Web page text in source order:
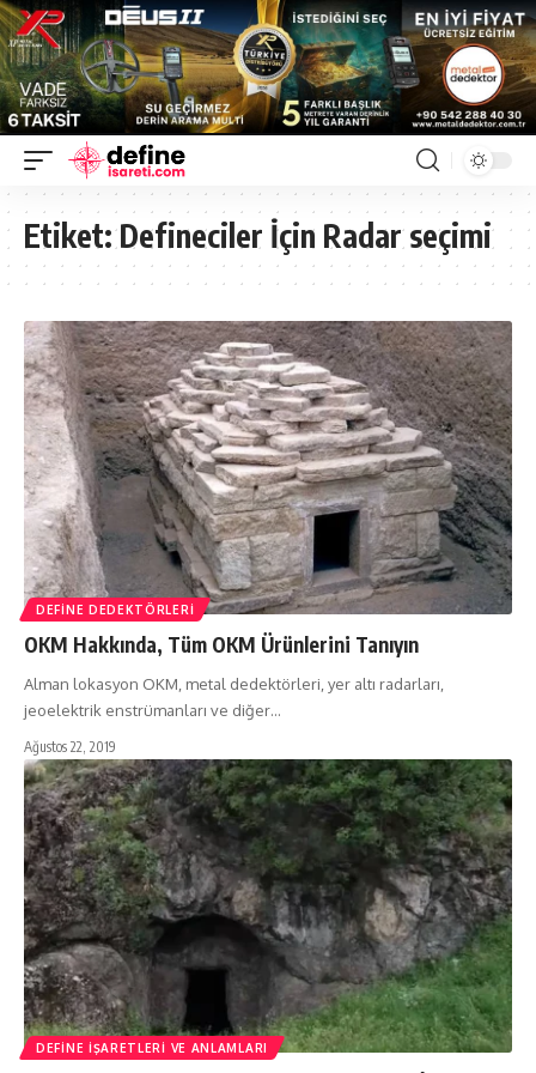
Etiket:Defineciler İçin Radar seçimi
DEFINE DEDEKTÖRLERI
OKM Hakkında, Tüm OKM Ürünlerini Tanıyın
Alman lokasyon OKM, metal dedektörleri, yer altı radarları,
jeoelektrik enstrümanları ve diğer…
Ağustos 22, 2019
DEFINE İŞARETLERI VE ANLAMLARI